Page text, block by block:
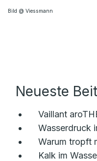
Bild @ Viessmann
Neueste
Vaillant
Wasserdruck
Warum tropft
Kalk im